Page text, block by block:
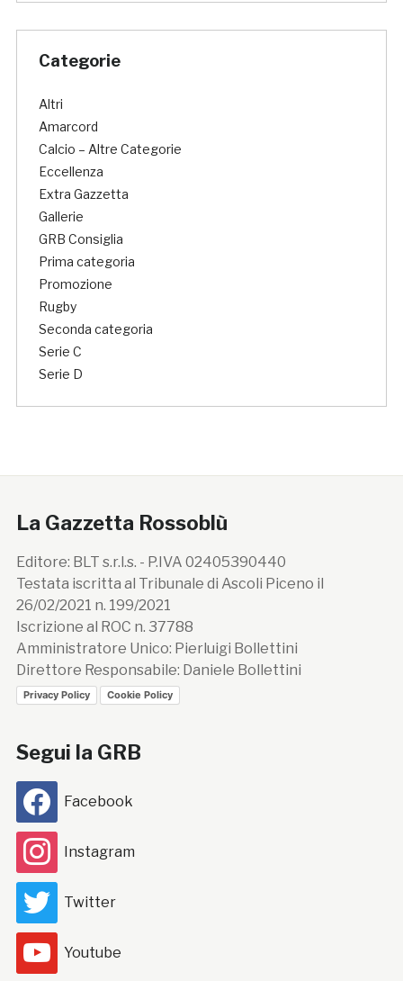
Categorie
Altri
Amarcord
Calcio – Altre Categorie
Eccellenza
Extra Gazzetta
Gallerie
GRB Consiglia
Prima categoria
Promozione
Rugby
Seconda categoria
Serie C
Serie D
La Gazzetta Rossoblù
Editore: BLT s.r.l.s. - P.IVA 02405390440
Testata iscritta al Tribunale di Ascoli Piceno il
26/02/2021 n. 199/2021
Iscrizione al ROC n. 37788
Amministratore Unico: Pierluigi Bollettini
Direttore Responsabile: Daniele Bollettini
Privacy Policy Cookie Policy
Segui la GRB
Facebook
Instagram
Twitter
Youtube